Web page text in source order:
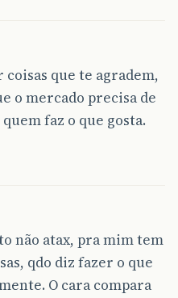
que te agradem,
o mercado precisa de
faz o que gosta.
não atax, pra mim tem
qdo diz fazer o que
O cara compara